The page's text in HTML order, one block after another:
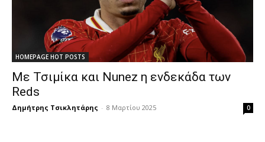
HOMEPAGE HOT POSTS
Με Τσιμίκα και Nunez η ενδεκάδα των
Reds
Δημήτρης Τσικλητάρης - 8 Μαρτίου 2025 0